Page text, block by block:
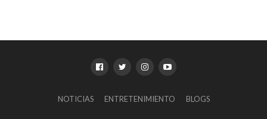
NOTICIAS ENTRETENIMIENTO BLOGS